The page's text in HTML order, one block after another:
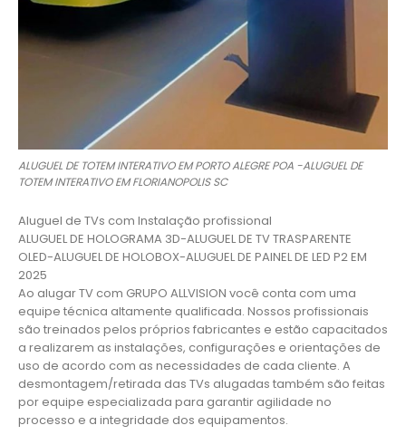
ALUGUEL DE TOTEM INTERATIVO EM PORTO ALEGRE POA -ALUGUEL DE
TOTEM INTERATIVO EM FLORIANOPOLIS SC
Aluguel de TVs com Instalação profissional
ALUGUEL DE HOLOGRAMA 3D-ALUGUEL DE TV TRASPARENTE
OLED-ALUGUEL DE HOLOBOX-ALUGUEL DE PAINEL DE LED P2 EM
2025
Ao alugar TV com GRUPO ALLVISION você conta com uma
equipe técnica altamente qualificada. Nossos profissionais
são treinados pelos próprios fabricantes e estão capacitados
a realizarem as instalações, configurações e orientações de
uso de acordo com as necessidades de cada cliente. A
desmontagem/retirada das TVs alugadas também são feitas
por equipe especializada para garantir agilidade no
processo e a integridade dos equipamentos.